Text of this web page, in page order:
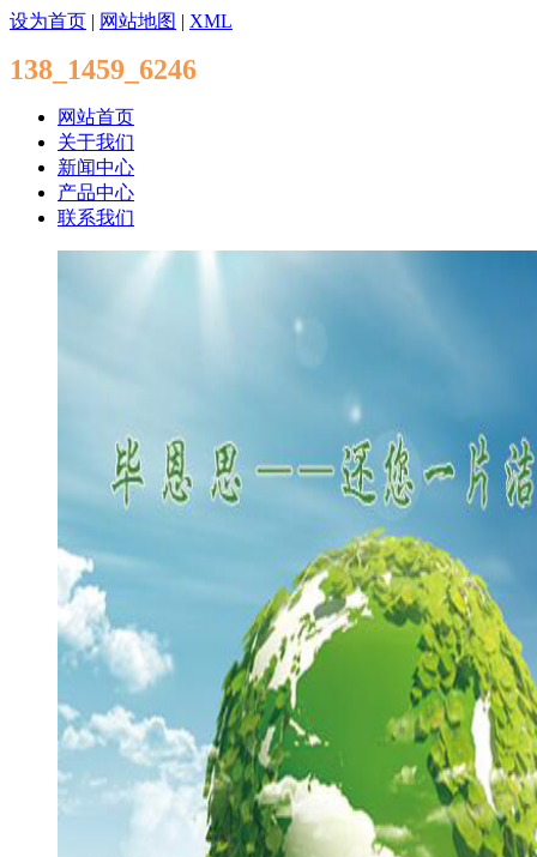
设为首页 | 网站地图 | XML
138_1459_6246
网站首页
关于我们
新闻中心
产品中心
联系我们